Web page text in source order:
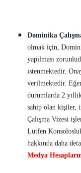
Dominika
olmak için,
yapılması
istenmektedir.
verilmektedir.
durumlarda 2
sahip olan kişiler,
Çalışma Vizesi
Lütfen
hakkında daha
Medya